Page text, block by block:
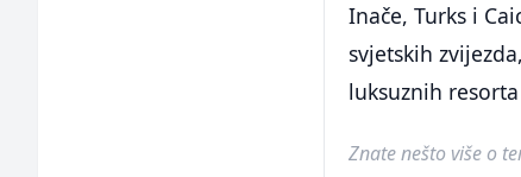
Inače, Turks i
svjetskih
luksuznih
Znate nešto više o